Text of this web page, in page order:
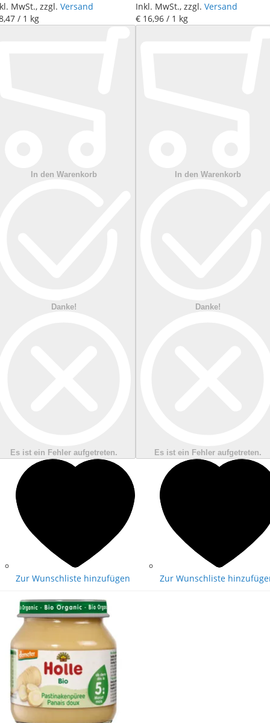
MwSt., zzgl. Versand
,47 / 1 kg
In den Warenkorb
Danke!
Es ist ein Fehler aufgetreten.
Zur Wunschliste hinzufügen
Inkl. MwSt., zzgl. Versand
€ 16,96 / 1 kg
In den Warenkorb
Danke!
Es ist ein Fehler aufgetreten.
Zur Wunschliste